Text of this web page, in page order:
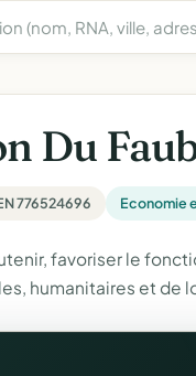
Du
776524696 Economie
favoriser le
humanitaires et de